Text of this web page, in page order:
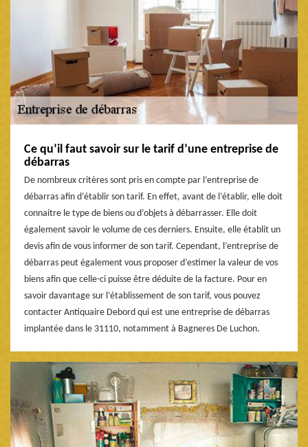
Ce qu’il faut savoir sur le tarif d’une entreprise de
débarras
De nombreux critères sont pris en compte par l’entreprise de
débarras afin d’établir son tarif. En effet, avant de l’établir, elle doit
connaitre le type de biens ou d’objets à débarrasser. Elle doit
également savoir le volume de ces derniers. Ensuite, elle établit un
devis afin de vous informer de son tarif. Cependant, l’entreprise de
débarras peut également vous proposer d’estimer la valeur de vos
biens afin que celle-ci puisse être déduite de la facture. Pour en
savoir davantage sur l’établissement de son tarif, vous pouvez
contacter Antiquaire Debord qui est une entreprise de débarras
implantée dans le 31110, notamment à Bagneres De Luchon.